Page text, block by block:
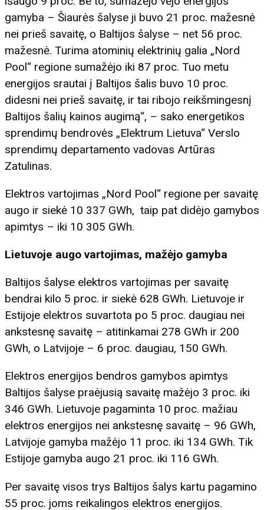
gamyba – Šiaurės šalyse ji buvo 21 proc. mažesnė
nei prieš savaitę, o Baltijos šalyse – net 56 proc.
mažesnė. Turima atominių elektrinių galia „Nord
Pool“ regione sumažėjo iki 87 proc. Tuo metu
energijos srautai į Baltijos šalis buvo 10 proc.
didesni nei prieš savaitę, ir tai ribojo reikšmingesnį
Baltijos šalių kainos augimą“, – sako energetikos
sprendimų bendrovės „Elektrum Lietuva“ Verslo
sprendimų departamento vadovas Artūras
Zatulinas.
Elektros vartojimas „Nord Pool“ regione per savaitę
augo ir siekė 10 337 GWh, taip pat didėjo gamybos
apimtys – iki 10 305 GWh.
Lietuvoje augo vartojimas, mažėjo gamyba
Baltijos šalyse elektros vartojimas per savaitę
bendrai kilo 5 proc. ir siekė 628 GWh. Lietuvoje ir
Estijoje elektros suvartota po 5 proc. daugiau nei
ankstesnę savaitę – atitinkamai 278 GWh ir 200
GWh, o Latvijoje – 6 proc. daugiau, 150 GWh.
Elektros energijos bendros gamybos apimtys
Baltijos šalyse praėjusią savaitę mažėjo 3 proc. iki
346 GWh. Lietuvoje pagaminta 10 proc. mažiau
elektros energijos nei ankstesnę savaitę – 96 GWh,
Latvijoje gamyba mažėjo 11 proc. iki 134 GWh. Tik
Estijoje gamyba augo 21 proc. iki 116 GWh.
Per savaitę visos trys Baltijos šalys kartu pagamino
55 proc. joms reikalingos elektros energijos.